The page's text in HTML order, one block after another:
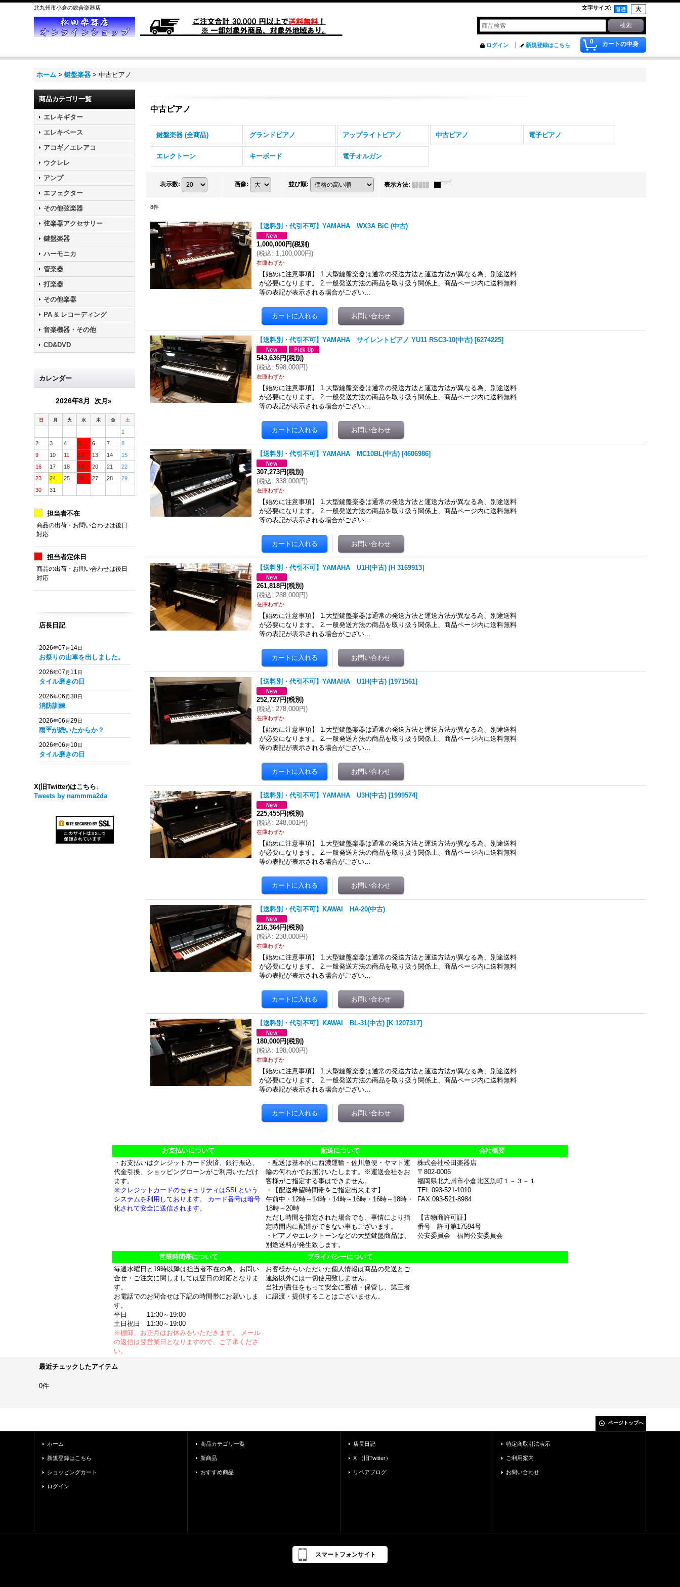
北九州市小倉の総合楽器店 文字サイズ:
0 カートの中身
ログイン 新規登録はこちら
ホーム > 鍵盤楽器 > 中古ピアノ
商品カテゴリ一覧
エレキギター
エレキベース
アコギ／エレアコ
ウクレレ
アンプ
エフェクター
その他弦楽器
弦楽器アクセサリー
鍵盤楽器
ハーモニカ
管楽器
打楽器
その他楽器
PA & レコーディング
音楽機器・その他
CD&DVD
カレンダー
2026年8月 次月»
日 月 火 水 木 金 土
1
2
3 4 5 6 7
8
9
10 11 12 13 14
15
16
17 18 19 20 21
22
23
24 25 26 27 28
29
30
31
担当者不在
商品の出荷・お問い合わせは後日
対応
担当者定休日
商品の出荷・お問い合わせは後日
対応
店長日記
2026年07 月 14日
お祭りの山車を出しました。
2026年07 月 11日
タイル磨きの日
2026年06 月30日
消防訓練
2026年06 月29日
雨☔️が続いたからか？
2026年06 月 10日
タイル磨きの日
X(旧Twitter)はこちら↓
Tweets by nammma2da
中古ピアノ
鍵盤楽器 (全商品) グランドピアノ アップライトピアノ 中古ピアノ 電子ピアノ
エレクトーン キーボード 電子オルガン
表示数: 画像: 並び順: 表示方法:
8件
【送料別・代引不可】YAMAHA WX3A BiC (中古)
1,000,000円(税別)
(税込: 1,100,000円)
在庫わずか
【始めに注意事項】 1.大型鍵盤楽器は通常の発送方法と運送方法が異なる為、別途送料
が必要になります。 2.一般発送方法の商品を取り扱う関係上、商品ページ内に送料無料
等の表記が表示される場合がござい…
【送料別・代引不可】YAMAHA サイレントピアノ YU11 RSC3-10(中古) [6274225]
543,636円(税別)
(税込: 598,000円)
在庫わずか
【始めに注意事項】 1.大型鍵盤楽器は通常の発送方法と運送方法が異なる為、別途送料
が必要になります。 2.一般発送方法の商品を取り扱う関係上、商品ページ内に送料無料
等の表記が表示される場合がござい…
【送料別・代引不可】YAMAHA MC10BL(中古) [4606986]
307,273円(税別)
(税込: 338,000円)
在庫わずか
【始めに注意事項】 1.大型鍵盤楽器は通常の発送方法と運送方法が異なる為、別途送料
が必要になります。 2.一般発送方法の商品を取り扱う関係上、商品ページ内に送料無料
等の表記が表示される場合がござい…
【送料別・代引不可】YAMAHA U1H(中古) [H 3169913]
261,818円(税別)
(税込: 288,000円)
在庫わずか
【始めに注意事項】 1.大型鍵盤楽器は通常の発送方法と運送方法が異なる為、別途送料
が必要になります。 2.一般発送方法の商品を取り扱う関係上、商品ページ内に送料無料
等の表記が表示される場合がござい…
【送料別・代引不可】YAMAHA U1H(中古) [1971561]
252,727円(税別)
(税込: 278,000円)
在庫わずか
【始めに注意事項】 1.大型鍵盤楽器は通常の発送方法と運送方法が異なる為、別途送料
が必要になります。 2.一般発送方法の商品を取り扱う関係上、商品ページ内に送料無料
等の表記が表示される場合がござい…
【送料別・代引不可】YAMAHA U3H(中古) [1999574]
225,455円(税別)
(税込: 248,001円)
在庫わずか
【始めに注意事項】 1.大型鍵盤楽器は通常の発送方法と運送方法が異なる為、別途送料
が必要になります。 2.一般発送方法の商品を取り扱う関係上、商品ページ内に送料無料
等の表記が表示される場合がござい…
【送料別・代引不可】KAWAI HA-20(中古)
216,364円(税別)
(税込: 238,000円)
在庫わずか
【始めに注意事項】 1.大型鍵盤楽器は通常の発送方法と運送方法が異なる為、別途送料
が必要になります。 2.一般発送方法の商品を取り扱う関係上、商品ページ内に送料無料
等の表記が表示される場合がござい…
【送料別・代引不可】KAWAI BL-31(中古) [K 1207317]
180,000円(税別)
(税込: 198,000円)
在庫わずか
【始めに注意事項】 1.大型鍵盤楽器は通常の発送方法と運送方法が異なる為、別途送料
が必要になります。 2.一般発送方法の商品を取り扱う関係上、商品ページ内に送料無料
等の表記が表示される場合がござい…
お支払いについて 配送について
会社概要
・お支払いはクレジットカード決済、銀行振込、
代金引換、ショッピングローンがご利用いただけ
ます。
※クレジットカードのセキュリティはSSLという
システムを利用しております。 カード番号は暗号
化されて安全に送信されます。
・配送は基本的に西濃運輸・佐川急便・ヤマト運
輸の何れかでお届けいたします。※運送会社をお
客様がご指定する事はできません。
・【配送希望時間帯をご指定出来ます】
午前中・12時～14時・14時～16時・16時～18時・
18時～20時
ただし時間を指定された場合でも、事情により指
定時間内に配達ができない事もございます。
・ピアノやエレクトーンなどの大型鍵盤商品は、
別途送料が発生致します。
株式会社松田楽器店
〒802-0006
福岡県北九州市小倉北区魚町１－３－１
TEL:093-521-1010
FAX:093-521-8984
【古物商許可証】
番号 許可第17594号
公安委員会 福岡公安委員会
営業時間帯について
プライバシーについて
毎週水曜日と19時以降は担当者不在の為、お問い
合せ・ご注文に関しましては翌日の対応となりま
す。
お電話でのお問合せは下記の時間帯にお願いしま
す。
平日 11:30～19:00
土日祝日 11:30～19:00
※棚卸、お正月はお休みをいただきます。 メール
の返信は翌営業日となりますので、ご了承くださ
い。
お客様からいただいた個人情報は商品の発送とご
連絡以外には一切使用致しません。
当社が責任をもって安全に蓄積・保管し、第三者
に譲渡・提供することはございません。
最近チェックしたアイテム
0件
ページトップへ
ホーム
新規登録はこちら
ショッピングカート
ログイン
商品カテゴリ一覧
新商品
おすすめ商品
店長日記
X （旧Twitter）
リペアブログ
特定商取引法表示
ご利用案内
お問い合わせ
スマートフォンサイト